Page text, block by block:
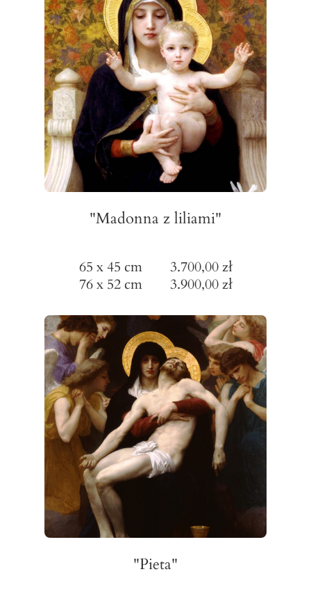
"Pieta"
65 x 45 cm 3.700,00 zł
76 x 52 cm 3.900,00 zł
"Madonna z liliami"